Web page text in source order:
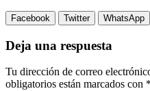
Facebook Twitter WhatsApp
Deja una respuesta
Tu dirección de correo
obligatorios están marcados con *